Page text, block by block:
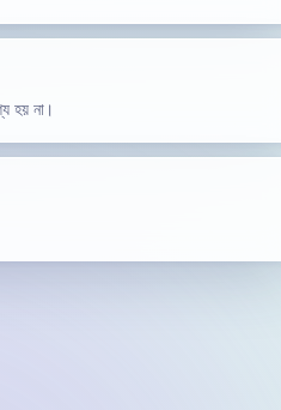
হয় না।